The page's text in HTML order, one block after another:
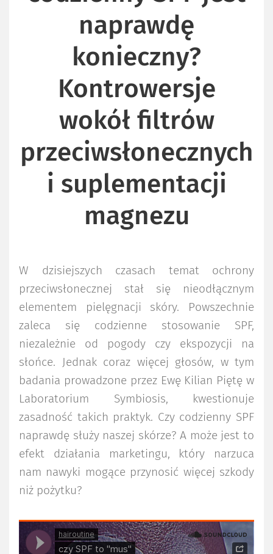
naprawdę
konieczny?
Kontrowersje
wokół filtrów
przeciwsłonecznych
i suplementacji
magnezu
W dzisiejszych czasach temat ochrony
przeciwsłonecznej stał się nieodłącznym
elementem pielęgnacji skóry. Powszechnie
zaleca się codzienne stosowanie SPF,
niezależnie od pogody czy ekspozycji na
słońce. Jednak coraz więcej głosów, w tym
badania prowadzone przez Ewę Kilian Piętę w
Laboratorium Symbiosis, kwestionuje
zasadność takich praktyk. Czy codzienny SPF
naprawdę służy naszej skórze? A może jest to
efekt działania marketingu, który narzuca
nam nawyki mogące przynosić więcej szkody
niż pożytku?